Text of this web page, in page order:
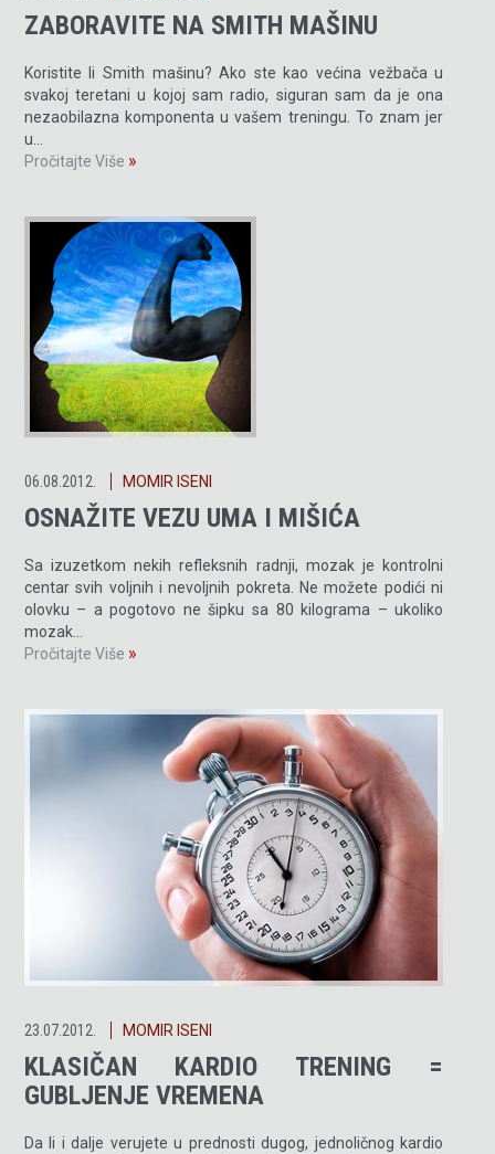
ZABORAVITE NA SMITH MAŠINU
Koristite li Smith mašinu? Ako ste kao većina vežbača u
svakoj teretani u kojoj sam radio, siguran sam da je ona
nezaobilazna komponenta u vašem treningu. To znam jer
u…
Pročitajte Više »
06.08.2012. MOMIR ISENI
OSNAŽITE VEZU UMA I MIŠIĆA
Sa izuzetkom nekih refleksnih radnji, mozak je kontrolni
centar svih voljnih i nevoljnih pokreta. Ne možete podići ni
olovku – a pogotovo ne šipku sa 80 kilograma – ukoliko
mozak…
Pročitajte Više »
23.07.2012. MOMIR ISENI
KLASIČAN KARDIO TRENING =
GUBLJENJE VREMENA
Da li i dalje verujete u prednosti dugog, jednoličnog kardio